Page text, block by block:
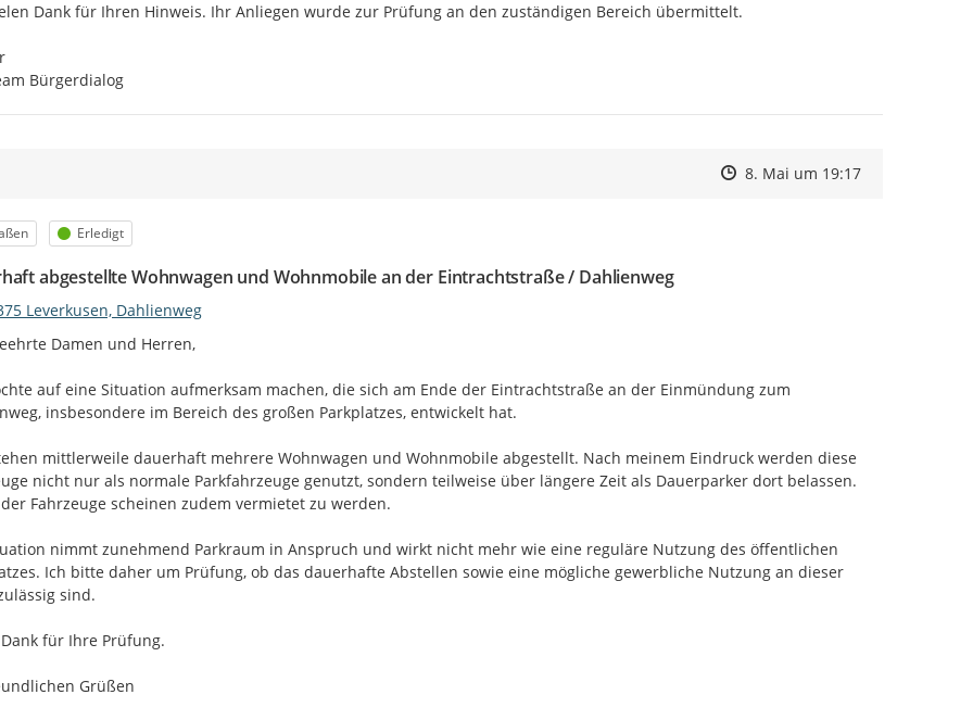
Dank für Ihren Hinweis. Ihr Anliegen wurde zur Prüfung an den zuständigen Bereich übermittelt.
Bürgerdialog
Zeitpunkt des Erstellens
Zeitpunkt des Erstellens
8. Mai um 19:17Zur Äußerung
Status
Erledigt
abgestellte Wohnwagen und Wohnmobile an der Eintrachtstraße / Dahlienweg
Leverkusen, Dahlienweg
Damen und Herren,
auf eine Situation aufmerksam machen, die sich am Ende der Eintrachtstraße an der Einmündung zum
insbesondere im Bereich des großen Parkplatzes, entwickelt hat.
mittlerweile dauerhaft mehrere Wohnwagen und Wohnmobile abgestellt. Nach meinem Eindruck werden diese
nicht nur als normale Parkfahrzeuge genutzt, sondern teilweise über längere Zeit als Dauerparker dort belassen.
Fahrzeuge scheinen zudem vermietet zu werden.
nimmt zunehmend Parkraum in Anspruch und wirkt nicht mehr wie eine reguläre Nutzung des öffentlichen
Ich bitte daher um Prüfung, ob das dauerhafte Abstellen sowie eine mögliche gewerbliche Nutzung an dieser
sind.
für Ihre Prüfung.
Grüßen